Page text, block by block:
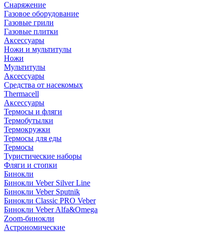
Снаряжение
Газовое оборудование
Газовые грили
Газовые плитки
Аксессуары
Ножи и мультитулы
Ножи
Мультитулы
Аксессуары
Средства от насекомых
Thermacell
Аксессуары
Термосы и фляги
Термобутылки
Термокружки
Термосы для еды
Термосы
Туристические наборы
Фляги и стопки
Бинокли
Бинокли Veber Silver Line
Бинокли Veber Sputnik
Бинокли Classic PRO Veber
Бинокли Veber Alfa&Omega
Zoom-бинокли
Астрономические